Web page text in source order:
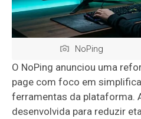
NoPing
O NoPing anunciou uma
page com foco em
ferramentas da plataforma.
desenvolvida para reduzir